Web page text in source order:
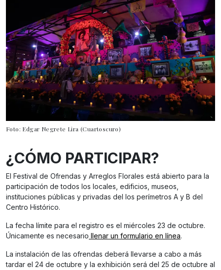
Foto: Edgar Negrete Lira (Cuartoscuro)
¿CÓMO PARTICIPAR?
El Festival de Ofrendas y Arreglos Florales está abierto para la
participación de todos los locales, edificios, museos,
instituciones públicas y privadas del los perímetros A y B del
Centro Histórico.
La fecha límite para el registro es el miércoles 23 de octubre.
Únicamente es necesario llenar un formulario en línea.
La instalación de las ofrendas deberá llevarse a cabo a más
tardar el 24 de octubre y la exhibición será del 25 de octubre al